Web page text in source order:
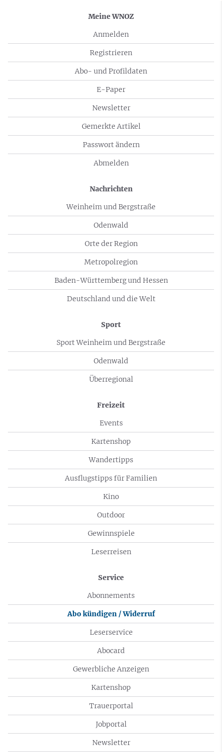
Meine WNOZ
Anmelden
Registrieren
Abo- und Profildaten
E-Paper
Newsletter
Gemerkte Artikel
Passwort ändern
Abmelden
Nachrichten
Weinheim und Bergstraße
Odenwald
Orte der Region
Metropolregion
Baden-Württemberg und Hessen
Deutschland und die Welt
Sport
Sport Weinheim und Bergstraße
Odenwald
Überregional
Freizeit
Events
Kartenshop
Wandertipps
Ausflugstipps für Familien
Kino
Outdoor
Gewinnspiele
Leserreisen
Service
Abonnements
Abo kündigen / Widerruf
Leserservice
Abocard
Gewerbliche Anzeigen
Kartenshop
Trauerportal
Jobportal
Newsletter